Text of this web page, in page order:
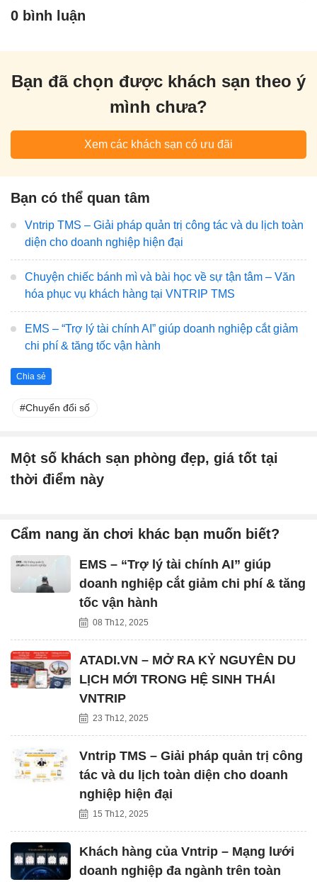
0 bình luận
Bạn đã chọn được khách sạn theo ý
mình chưa?
Xem các khách sạn có ưu đãi
Bạn có thể quan tâm
Vntrip TMS – Giải pháp quản trị công tác và du lịch toàn
diện cho doanh nghiệp hiện đại
Chuyện chiếc bánh mì và bài học về sự tận tâm – Văn
hóa phục vụ khách hàng tại VNTRIP TMS
EMS – “Trợ lý tài chính AI” giúp doanh nghiệp cắt giảm
chi phí & tăng tốc vận hành
Chia sẻ
Chuyển đổi số
Một số khách sạn phòng đẹp, giá tốt tại
thời điểm này
Cẩm nang ăn chơi khác bạn muốn biết?
EMS – “Trợ lý tài chính AI” giúp
doanh nghiệp cắt giảm chi phí & tăng
tốc vận hành
08 Th12, 2025
ATADI.VN – MỞ RA KỶ NGUYÊN DU
LỊCH MỚI TRONG HỆ SINH THÁI
VNTRIP
23 Th12, 2025
Vntrip TMS – Giải pháp quản trị công
tác và du lịch toàn diện cho doanh
nghiệp hiện đại
15 Th12, 2025
Khách hàng của Vntrip – Mạng lưới
doanh nghiệp đa ngành trên toàn